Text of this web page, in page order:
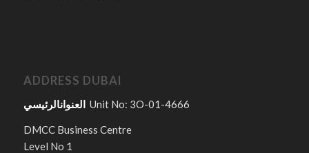
ADDRESS DUBAI
العنوانالرئيسي Unit No: 3O-01-4666
DMCC Business Centre
Level No 1